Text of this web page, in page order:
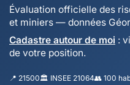
Évaluation officielle des
et miniers — données
Cadastre autour de moi :
de votre position.
📍 21500🏛️ INSEE 21064👥 100